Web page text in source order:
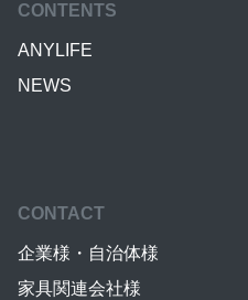
CONTENTS
ANYLIFE
NEWS
CONTACT
企業様・自治体様
家具関連会社様